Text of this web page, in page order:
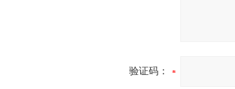
验证码：